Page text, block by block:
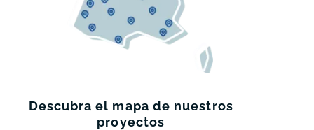
Descubra el mapa de nuestros
proyectos